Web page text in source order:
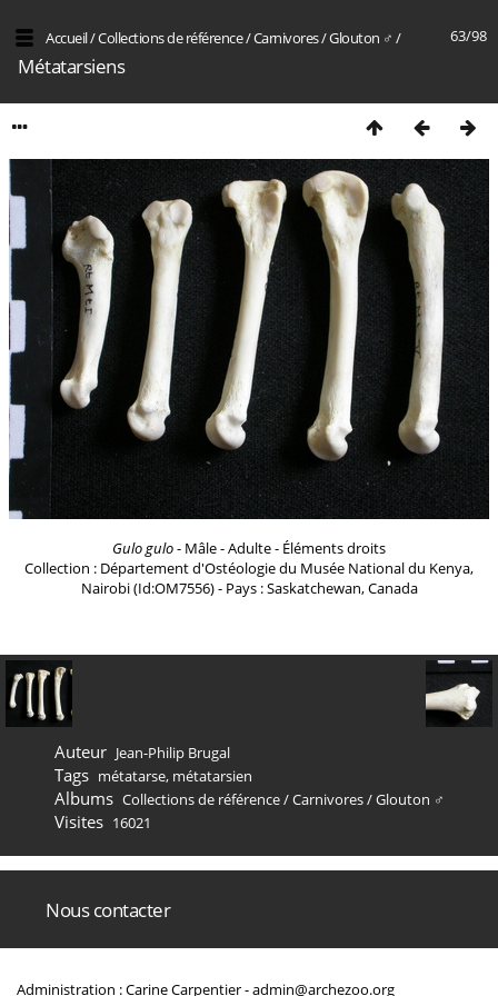
63/98
Accueil/Collections de référence/Carnivores/Glouton ♂ /
Métatarsiens
Gulo gulo- Mâle - Adulte - Éléments droits
Collection : Département d'Ostéologie du Musée National du Kenya,
Nairobi (Id:OM7556) - Pays : Saskatchewan, Canada
Auteur Jean-Philip Brugal
Tags métatarse, métatarsien
Albums Collections de référence/Carnivores/Glouton ♂
Visites 16021
Nous contacter
Administration : Carine Carpentier -admin@archezoo.org